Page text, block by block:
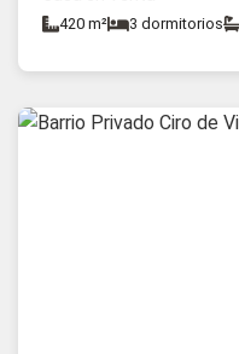
420 m² 3 dormitorios